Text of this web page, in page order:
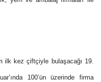
ilk kez çiftçiyle bulaşacağı 19.
100’ün üzerinde firma